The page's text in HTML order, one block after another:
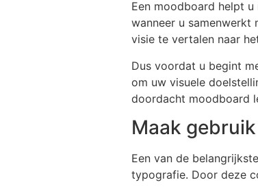
Een moodboard helpt
wanneer u samenwerkt
visie te vertalen naar
Dus voordat u begint
om uw visuele
doordacht moodboard
Maak
Een van de
typografie. Door deze